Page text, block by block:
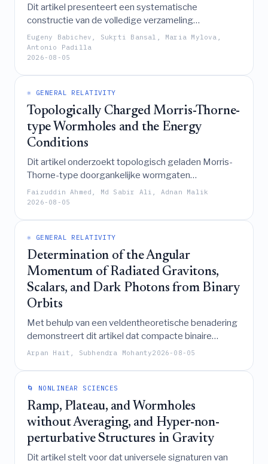
verifiëren.
Dit artikel presenteert een systematische
constructie van de volledige verzameling
onafhankelijke zes-afgeleide effectieve scalaire-
tensor-theorieën, waarbij het vier-afgeleide kader
van Weinberg uitbreidt om een robuuste basis te
bieden voor het bestuderen van kwantumcorrecties,
Eugeny Babichev, Sukŗti Bansal, Maria Mylova,
Antonio Padilla
2026-08-05
⚛️ GENERAL RELATIVITY
Topologically Charged Morris-Thorne-
type Wormholes and the Energy
Conditions
Dit artikel onderzoekt topologisch geladen Morris-
Thorne-type doorgankelijke wormgaten
ondersteund door anisotrope vloeistoffen door
middel van zeven verschillende vormfuncties, waarbij
energievoorwaarden slechts gedeeltelijk worden
voldaan of geschonden worden, afhankelijk van de
specifieke configuratie en topologische lading.
Faizuddin Ahmed, Md Sabir Ali, Adnan Malik
2026-08-05
⚛️ GENERAL RELATIVITY
Determination of the Angular
Momentum of Radiated Gravitons,
Scalars, and Dark Photons from Binary
Orbits
Met behulp van een veldentheoretische benadering
demonstreert dit artikel dat compacte binaire
systemen impulsmoment uitstralen zodanig dat elk
ℏ
een resultaat dat geldt voor zowel elliptische als
hyperbolische banen en bepaald kan worden uit de
orbitale evolutie ondanks de onmogelijkheid van een
invariante decompositie in spin- en
baancomponenten.
Arpan Hait, Subhendra Mohanty2026-08-05
🌀 NONLINEAR SCIENCES
Ramp, Plateau, and Wormholes
without Averaging, and Hyper-non-
perturbative Structures in Gravity
Dit artikel stelt voor dat universele signaturen van